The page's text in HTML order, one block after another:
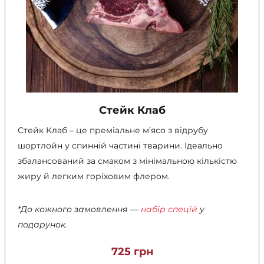
Стейк Клаб
Стейк Клаб – це преміальне м’ясо з відрубу
шортлойн у спинній частині тварини. Ідеально
збалансований за смаком з мінімальною кількістю
жиру й легким горіховим флером.
*До кожного замовлення — набір спецій у
подарунок.
725 грн